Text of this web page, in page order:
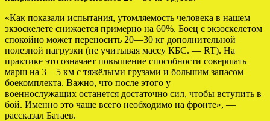
«Как показали испытания, утомляемость человека в нашем
экзоскелете снижается примерно на 60%. Боец с экзоскелетом
спокойно может переносить 20—30 кг дополнительной
полезной нагрузки (не учитывая массу КБС. — RT). На
практике это означает повышение способности совершать
марш на 3—5 км с тяжёлыми грузами и большим запасом
боекомплекта. Важно, что после этого у
военнослужащих останется достаточно сил, чтобы вступить в
бой. Именно это чаще всего необходимо на фронте», —
рассказал Батаев.